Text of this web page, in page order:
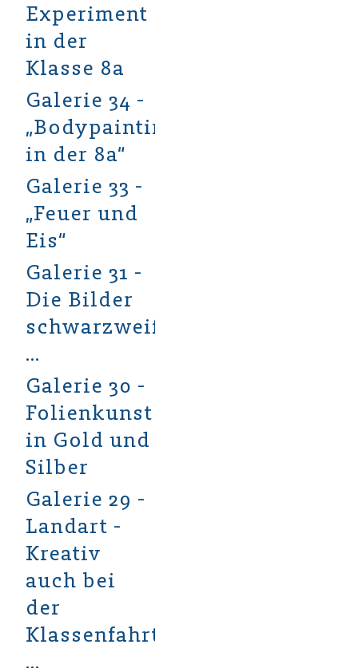
Experiment
in der
Klasse 8a
Galerie 34 -
„Bodypainting
in der 8a“
Galerie 33 -
„Feuer und
Eis“
Galerie 31 -
Die Bilder
schwarzweiß
...
Galerie 30 -
Folienkunst
in Gold und
Silber
Galerie 29 -
Landart -
Kreativ
auch bei
der
Klassenfahrt
...